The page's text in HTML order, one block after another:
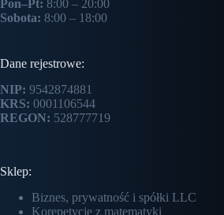
Pon–Pt: 8:00 – 20:00
Sobota: 8:00 – 18:00
Dane rejestrowe:
NIP: 9542874881
KRS: 0001106544
REGON: 528777719
Sklep:
Biznes, prywatność i spółki LLC
Korepetycje z matematyki